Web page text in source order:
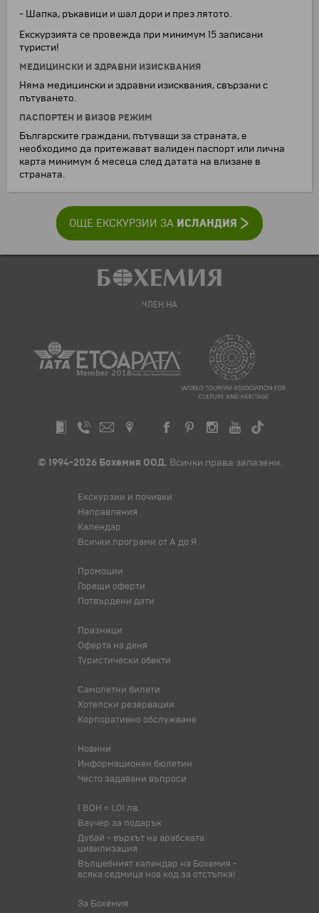
- Шапка, ръкавици и шал дори и през лятото.
Екскурзията се провежда при минимум 15 записани
туристи!
МЕДИЦИНСКИ И ЗДРАВНИ ИЗИСКВАНИЯ
Няма медицински и здравни изисквания, свързани с
пътуването.
ПАСПОРТЕН И ВИЗОВ РЕЖИМ
Българските граждани, пътуващи за страната, е
необходимо да притежават валиден паспорт или лична
карта минимум 6 месеца след датата на влизане в
страната.
ОЩЕ ЕКСКУРЗИИ ЗА ИСЛАНДИЯ
ЧЛЕН НА
© 1994-2026 Бохемия ООД. Всички права запазени.
Екскурзии и почивки
Направления
Календар
Всички програми от А до Я
Промоции
Горещи оферти
Потвърдени дати
Празници
Оферта на деня
Туристически обекти
Самолетни билети
Хотелски резервации
Корпоративно обслужване
Новини
Информационен бюлетин
Често задавани въпроси
1 BOH = 1,01 лв.
Ваучер за подарък
Дубай - върхът на арабската
цивилизация
Вълшебният календар на Бохемия -
всяка седмица нов код за отстъпка!
За Бохемия